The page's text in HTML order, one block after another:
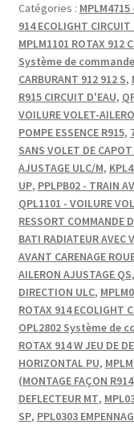
HAUT
M4
Catégories : MPLM4715
914 ECOLIGHT CIRCUIT
MPLM1101 ROTAX 912
Système de
CARBURANT 912 912 S,
R915 CIRCUIT D'EAU,
VOILURE VOLET-
POMPE ESSENCE R915,
SANS VOLET DE
AJUSTAGE ULC/M,
UP, PPLPB02 - TRAIN
QPL1101 - VOILURE
RESSORT COMMANDE
BATI RADIATEUR AVEC
AVANT CARENAGE
AILERON AJUSTAGE QS,
DIRECTION ULC,
ROTAX 914 ECOLIGHT
OPL2802 Système de
ROTAX 914 W JEU DE
HORIZONTAL PU,
(MONTAGE FAÇON
DEFLECTEUR MT,
SP, PPL0303